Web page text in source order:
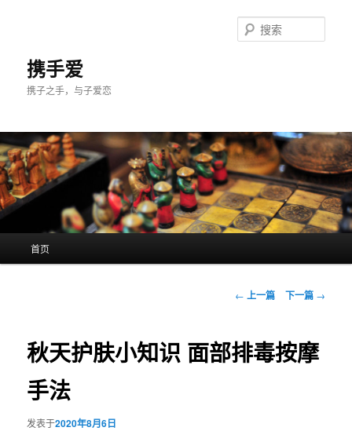
携手爱
携子之手，与子爱恋
索
首页
文
航
← 上一篇 下一篇 →
秋天护肤小知识 面部排毒按摩
手法
发表于2020年8月6日